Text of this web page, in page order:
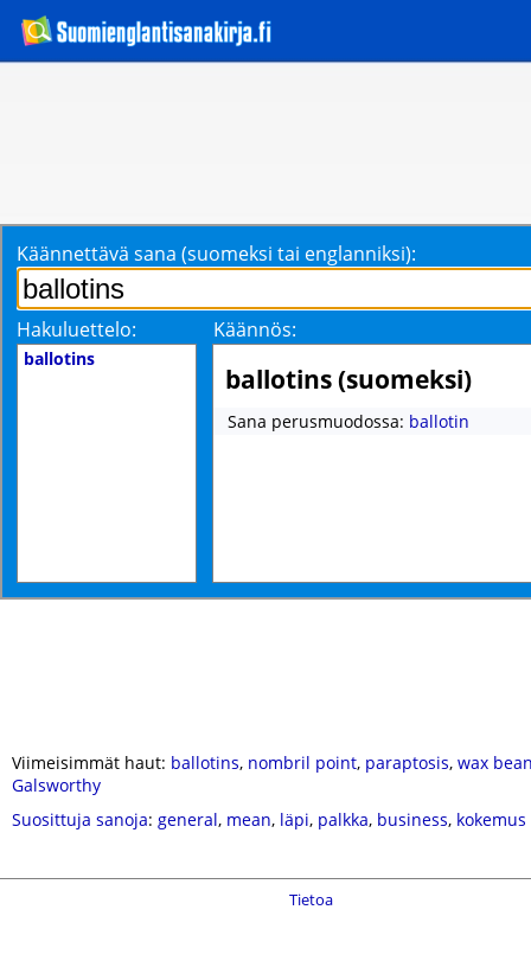
Käännettävä sana (suomeksi tai englanniksi):
Hakuluettelo: Käännös:
ballotins
ballotins (suomeksi)
Sana perusmuodossa: ballotin
Viimeisimmät haut: ballotins, nombril point, paraptosis, wax
Galsworthy
Suosittuja sanoja: general, mean, läpi, palkka, business, kokemus
Tietoa